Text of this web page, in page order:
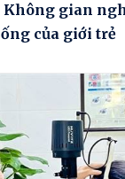
gian
của giới trẻ